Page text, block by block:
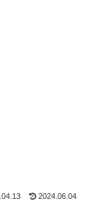
2024.06.04